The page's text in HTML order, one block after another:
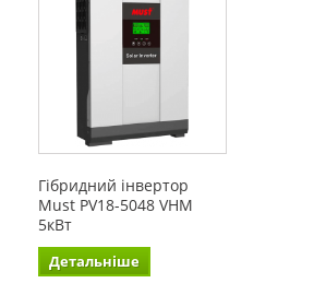
Гібридний інвертор
Must PV18-5048 VHM
5кВт
Детальніше